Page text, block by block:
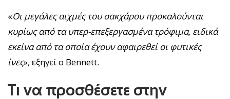
«Οι μεγάλες αιχμές του σακχάρου προκαλούνται
κυρίως από τα υπερ-επεξεργασμένα τρόφιμα, ειδικά
εκείνα από τα οποία έχουν αφαιρεθεί οι φυτικές
ίνες», εξηγεί ο Bennett.
Τι να προσθέσετε στην